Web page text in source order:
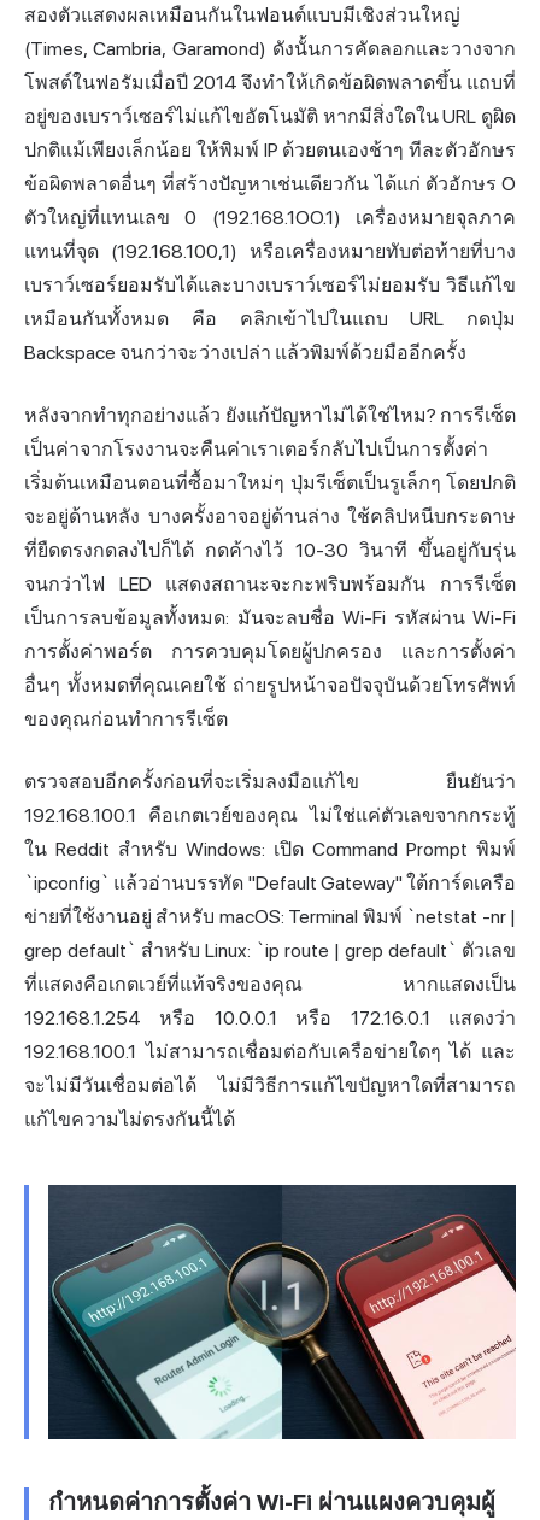
สองตัวแสดงผลเหมือนกันในฟอนต์แบบมีเชิงส่วนใหญ่
(Times, Cambria, Garamond) ดังนั้นการคัดลอกและวางจาก
โพสต์ในฟอรัมเมื่อปี 2014 จึงทำให้เกิดข้อผิดพลาดขึ้น แถบที่
อยู่ของเบราว์เซอร์ไม่แก้ไขอัตโนมัติ หากมีสิ่งใดใน URL ดูผิด
ปกติแม้เพียงเล็กน้อย ให้พิมพ์ IP ด้วยตนเองช้าๆ ทีละตัวอักษร
ข้อผิดพลาดอื่นๆ ที่สร้างปัญหาเช่นเดียวกัน ได้แก่ ตัวอักษร O
ตัวใหญ่ที่แทนเลข 0 (192.168.1OO.1) เครื่องหมายจุลภาค
แทนที่จุด (192.168.100,1) หรือเครื่องหมายทับต่อท้ายที่บาง
เบราว์เซอร์ยอมรับได้และบางเบราว์เซอร์ไม่ยอมรับ วิธีแก้ไข
เหมือนกันทั้งหมด คือ คลิกเข้าไปในแถบ URL กดปุ่ม
Backspace จนกว่าจะว่างเปล่า แล้วพิมพ์ด้วยมืออีกครั้ง
หลังจากทำทุกอย่างแล้ว ยังแก้ปัญหาไม่ได้ใช่ไหม? การรีเซ็ต
เป็นค่าจากโรงงานจะคืนค่าเราเตอร์กลับไปเป็นการตั้งค่า
เริ่มต้นเหมือนตอนที่ซื้อมาใหม่ๆ ปุ่มรีเซ็ตเป็นรูเล็กๆ โดยปกติ
จะอยู่ด้านหลัง บางครั้งอาจอยู่ด้านล่าง ใช้คลิปหนีบกระดาษ
ที่ยืดตรงกดลงไปก็ได้ กดค้างไว้ 10-30 วินาที ขึ้นอยู่กับรุ่น
จนกว่าไฟ LED แสดงสถานะจะกะพริบพร้อมกัน การรีเซ็ต
เป็นการลบข้อมูลทั้งหมด: มันจะลบชื่อ Wi-Fi รหัสผ่าน Wi-Fi
การตั้งค่าพอร์ต การควบคุมโดยผู้ปกครอง และการตั้งค่า
อื่นๆ ทั้งหมดที่คุณเคยใช้ ถ่ายรูปหน้าจอปัจจุบันด้วยโทรศัพท์
ของคุณก่อนทำการรีเซ็ต
ตรวจสอบอีกครั้งก่อนที่จะเริ่มลงมือแก้ไข ยืนยันว่า
192.168.100.1 คือเกตเวย์ของคุณ ไม่ใช่แค่ตัวเลขจากกระทู้
ใน Reddit สำหรับ Windows: เปิด Command Prompt พิมพ์
`ipconfig` แล้วอ่านบรรทัด "Default Gateway" ใต้การ์ดเครือ
ข่ายที่ใช้งานอยู่ สำหรับ macOS: Terminal พิมพ์ `netstat -nr |
grep default` สำหรับ Linux: `ip route | grep default` ตัวเลข
ที่แสดงคือเกตเวย์ที่แท้จริงของคุณ หากแสดงเป็น
192.168.1.254 หรือ 10.0.0.1 หรือ 172.16.0.1 แสดงว่า
192.168.100.1 ไม่สามารถเชื่อมต่อกับเครือข่ายใดๆ ได้ และ
จะไม่มีวันเชื่อมต่อได้ ไม่มีวิธีการแก้ไขปัญหาใดที่สามารถ
แก้ไขความไม่ตรงกันนี้ได้
กำหนดค่าการตั้งค่า Wi-Fi ผ่านแผงควบคุมผู้